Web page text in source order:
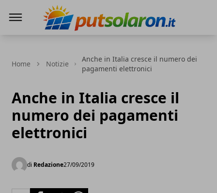
Home Notizie
Anche in Italia cresce il numero dei
pagamenti elettronici
Anche in Italia cresce il
numero dei pagamenti
elettronici
di Redazione27/09/2019